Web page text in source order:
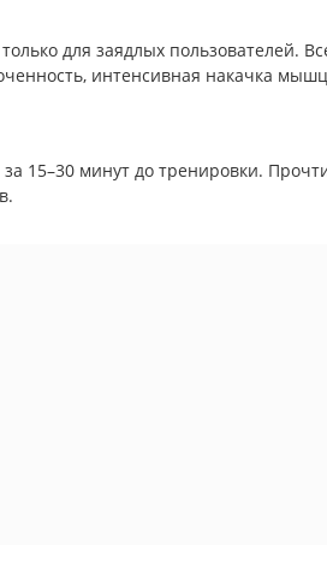
для заядлых пользователей.
интенсивная накачка
15–30 минут до тренировки.